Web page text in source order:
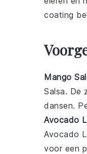
coating
Mango
Salsa. De
dansen.
Avocado
Avocado
voor een